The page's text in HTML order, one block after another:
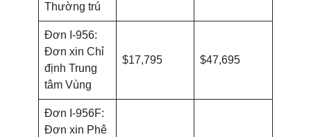
Thường trú
Đơn I-956:
Đơn xin Chỉ
định Trung
tâm Vùng
$17,795 $47,695
Đơn I-956F:
Đơn xin Phê